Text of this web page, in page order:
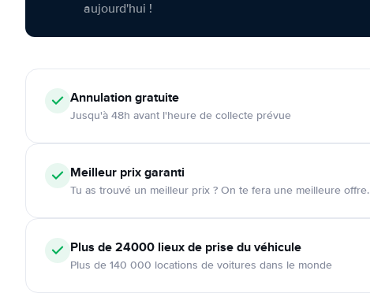
aujourd'hui !
Annulationgratuite
Jusqu'à 48h avant l'heure de collecte prévue
Meilleur prix garanti
Tu as trouvé un meilleur prix ? On te fera une meilleure offre.
Plus de 24000 lieux de prise du véhicule
Plus de 140 000 locations de voitures dans le monde